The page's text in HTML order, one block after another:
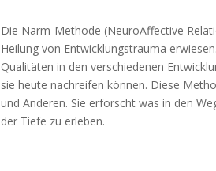
Die Narm-Methode (NeuroAffective
Heilung von Entwicklungstrauma
Qualitäten in den verschiedenen
sie heute nachreifen können. Diese
und Anderen. Sie erforscht was in den
der Tiefe zu erleben.